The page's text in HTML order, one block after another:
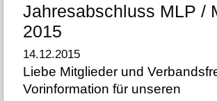
Jahresabschluss MLP /
2015
14.12.2015
Liebe Mitglieder und
Vorinformation für unseren